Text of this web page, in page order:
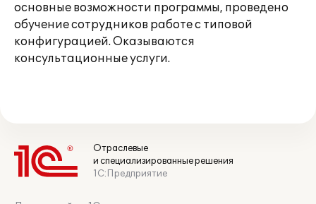
основные возможности программы, проведено
обучение сотрудников работе с типовой
конфигурацией. Оказываются
консультационные услуги.
Отраслевые
и специализированные решения
1С:Предприятие